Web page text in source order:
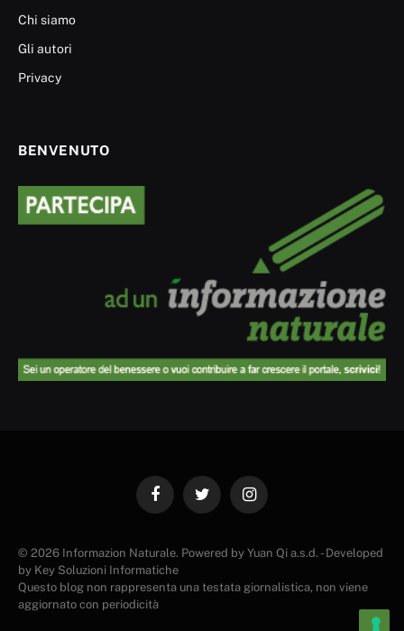
Chi siamo
Gli autori
Privacy
BENVENUTO
FacebookTwitter Instagram
© 2026 Informazion Naturale. Powered by Yuan Qi a.s.d. - Developed
by Key Soluzioni Informatiche
Questo blog non rappresenta una testata giornalistica, non viene
aggiornato con periodicità